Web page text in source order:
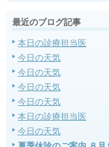
最近のブログ記事
本日の診療担当医
今日の天気
今日の天気
今日の天気
今日の天気
本日の診療担当医
今日の天気